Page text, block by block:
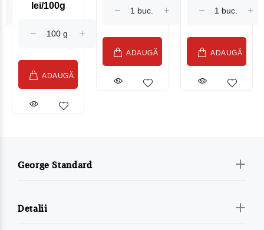
Sublime Cow
lei/100g
ADAUGĂ
ADAUGĂ ADAUGĂ
George Standard
Detalii